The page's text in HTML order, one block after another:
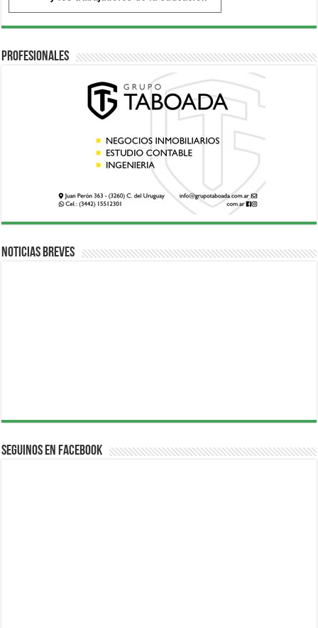
Profesionales
Noticias breves
Seguinos en Facebook